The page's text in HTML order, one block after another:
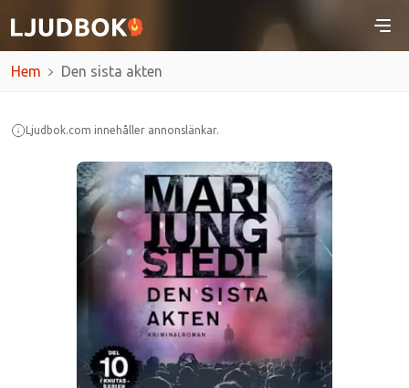
Hem Den sista akten
Ljudbok.com innehåller annonslänkar.